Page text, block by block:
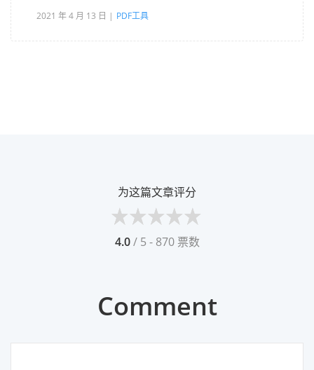
2021 年 4 月 13 日 PDF工具
为这篇文章评分
4.0/ 5 - 870 票数
Comment